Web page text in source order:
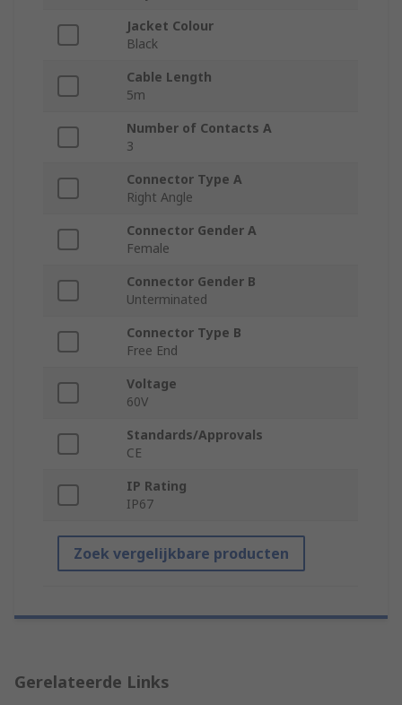
Jacket Colour
Black
Cable Length
5m
Number of Contacts A
3
Connector Type A
Right Angle
Connector Gender A
Female
Connector Gender B
Unterminated
Connector Type B
Free End
Voltage
60V
Standards/Approvals
CE
IP Rating
IP67
Zoek vergelijkbare producten
Gerelateerde Links